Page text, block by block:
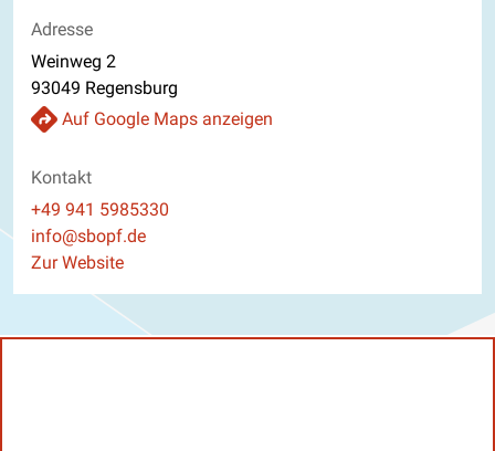
Adresse
Weinweg 2
93049 Regensburg
Auf Google Maps anzeigen
Kontakt
Telefon
+49 941 5985330
E-Mail
info@sbopf.de
Website
Zur Website